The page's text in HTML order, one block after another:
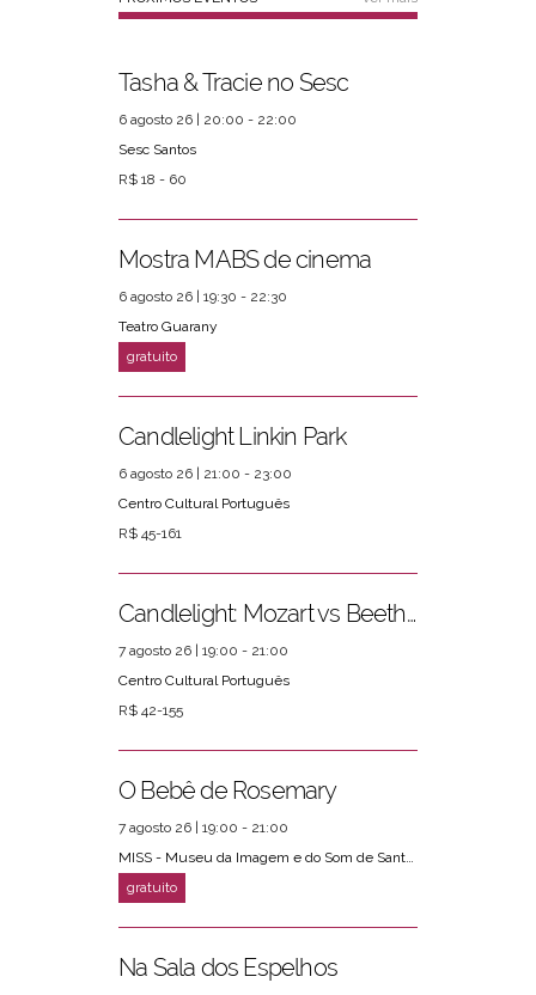
Tasha & Tracie no Sesc
6 agosto 26 | 20:00 - 22:00
Sesc Santos
R$ 18 - 60
Mostra MABS de cinema
6 agosto 26 | 19:30 - 22:30
Teatro Guarany
Candlelight Linkin Park
6 agosto 26 | 21:00 - 23:00
Centro Cultural Português
R$ 45-161
Candlelight: Mozart vs Beethoven
7 agosto 26 | 19:00 - 21:00
Centro Cultural Português
R$ 42-155
O Bebê de Rosemary
7 agosto 26 | 19:00 - 21:00
MISS - Museu da Imagem e do Som de Santos
Na Sala dos Espelhos